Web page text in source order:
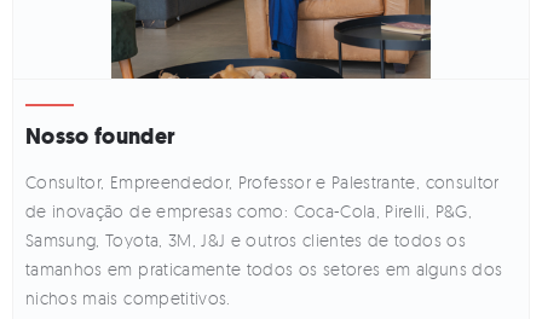
Nosso founder
Consultor, Empreendedor, Professor e Palestrante, consultor
de inovação de empresas como: Coca-Cola, Pirelli, P&G,
Samsung, Toyota, 3M, J&J e outros clientes de todos os
tamanhos em praticamente todos os setores em alguns dos
nichos mais competitivos.